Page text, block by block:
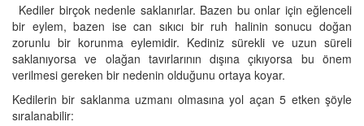
Kediler birçok nedenle saklanırlar. Bazen bu onlar için eğlenceli
bir eylem, bazen ise can sıkıcı bir ruh halinin sonucu doğan
zorunlu bir korunma eylemidir. Kediniz sürekli ve uzun süreli
saklanıyorsa ve olağan tavırlarının dışına çıkıyorsa bu önem
verilmesi gereken bir nedenin olduğunu ortaya koyar.
Kedilerin bir saklanma uzmanı olmasına yol açan 5 etken şöyle
sıralanabilir: